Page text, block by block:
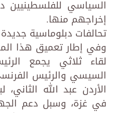
السياسي للفلسطينيين
إخراجهم منها.
تحالفات دبلوماسية
وفي إطار تعميق هذا
لقاء ثلاثي يجمع
السيسي والرئيس
الأردن عبد الله
في غزة، وسبل دعم